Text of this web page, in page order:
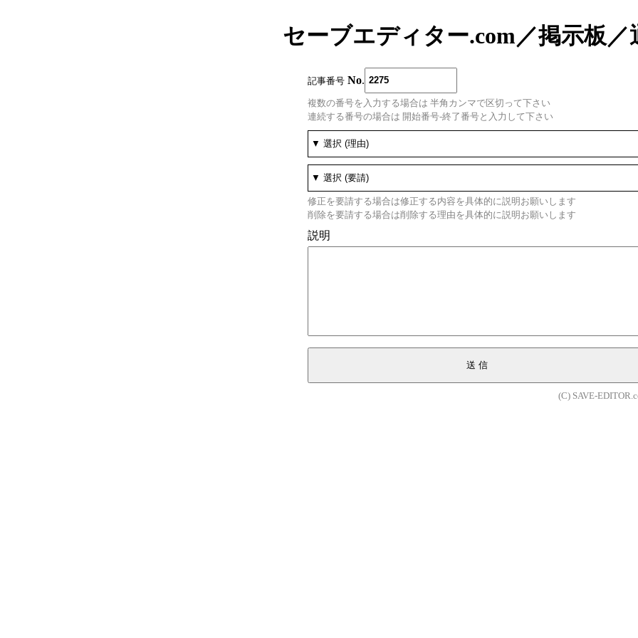
セーブエディター.com／掲示板／
記事番号 No
複数の番号を入力する場合は 半角カンマで区切って下さい
連続する番号の場合は 開始番号-終了番号と入力して下さい
修正を要請する場合は修正する内容を具体的に説明お願いします
削除を要請する場合は削除する理由を具体的に説明お願いします
説明
送信
(C) SAVE-